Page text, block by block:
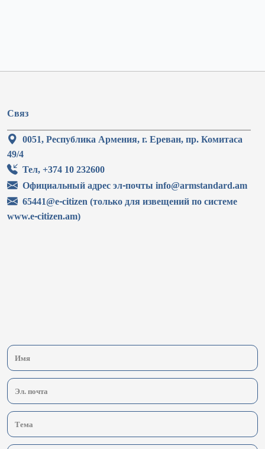
Связ
0051, Республика Армения, г. Ереван, пр. Комитаса
49/4
Тел, +374 10 232600
Официальный адрес эл-почты info@armstandard.am
65441@e-citizen (только для извещений по системе
www.e-citizen.am)